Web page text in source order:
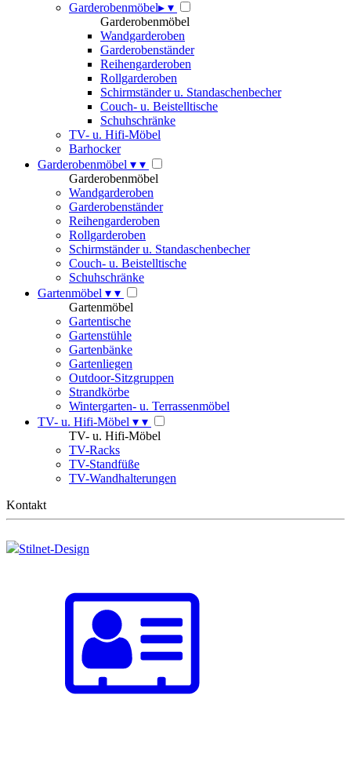
Garderobenmöbel▸ ▾
Garderobenmöbel
Wandgarderoben
Garderobenständer
Reihengarderoben
Rollgarderoben
Schirmständer u. Standaschenbecher
Couch- u. Beistelltische
Schuhschränke
TV- u. Hifi-Möbel
Barhocker
Garderobenmöbel ▾ ▾
Garderobenmöbel
Wandgarderoben
Garderobenständer
Reihengarderoben
Rollgarderoben
Schirmständer u. Standaschenbecher
Couch- u. Beistelltische
Schuhschränke
Gartenmöbel ▾ ▾
Gartenmöbel
Gartentische
Gartenstühle
Gartenbänke
Gartenliegen
Outdoor-Sitzgruppen
Strandkörbe
Wintergarten- u. Terrassenmöbel
TV- u. Hifi-Möbel ▾ ▾
TV- u. Hifi-Möbel
TV-Racks
TV-Standfüße
TV-Wandhalterungen
Kontakt
Stilnet-Design